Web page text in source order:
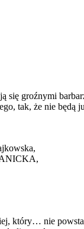
groźnymi
tak, że nie
który… nie